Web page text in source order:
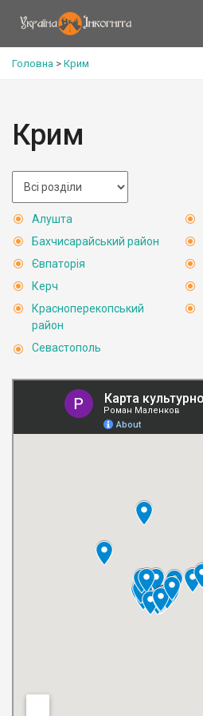
Головна > Крим
Крим
Алушта
Бахчисарайський район
Євпаторія
Керч
Красноперекопський
район
Севастополь